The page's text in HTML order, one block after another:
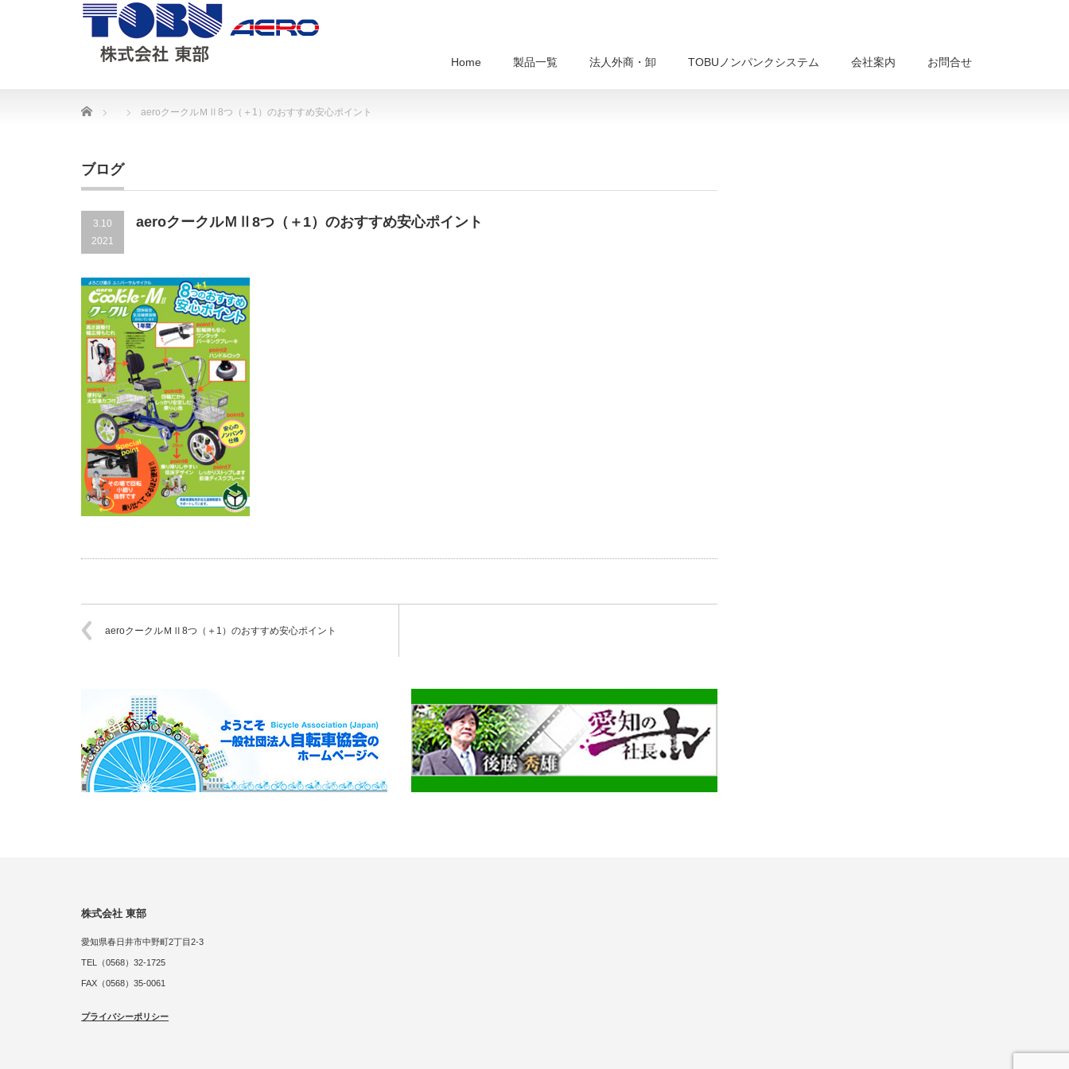
Home 製品一覧 法人外商・卸 TOBUノンパンクシステム 会社案内 お問合せ
Home aeroクークルＭⅡ8つ（＋1）のおすすめ安心ポイント
ブログ
3.10
2021
aeroクークルＭⅡ8つ（＋1）のおすすめ安心ポイント
aeroクークルＭⅡ8つ（＋1）のおすすめ安心ポイント
株式会社 東部
愛知県春日井市中野町2丁目2-3
TEL（0568）32-1725
FAX（0568）35-0061
プライバシーポリシー